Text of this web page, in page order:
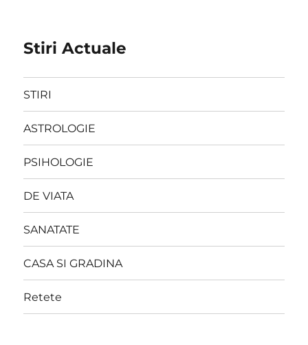
Stiri Actuale
STIRI
ASTROLOGIE
PSIHOLOGIE
DE VIATA
SANATATE
CASA SI GRADINA
Retete